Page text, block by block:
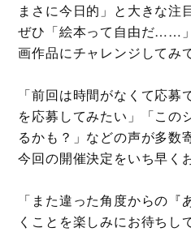
まさに今日的」と大きな注
ぜひ「絵本って自由だ……
画作品にチャレンジしてみ
「前回は時間がなくて応
を応募してみたい」「この
るかも？」などの声が多数
今回の開催決定をいち早く
「また違った角度からの
くことを楽しみにお待ちし